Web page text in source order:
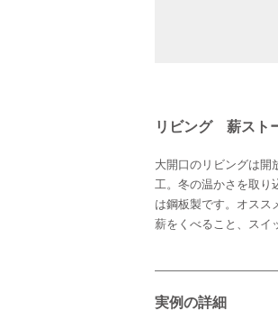
リビング 薪スト
大開口のリビングは開
工。冬の温かさを取り
は鋼板製です。オスス
薪をくべること、スイ
実例の詳細